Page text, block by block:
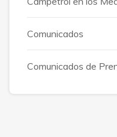
Comunicados
Comunicados de